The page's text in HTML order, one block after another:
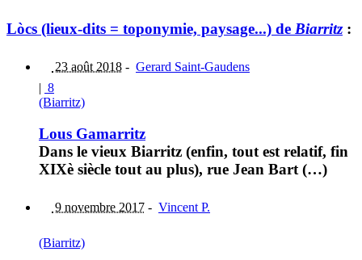
Lòcs (lieux-dits = toponymie, paysage...) de Biarritz:
23 août 2018 - Gerard Saint-Gaudens
| 8
(Biarritz)
Lous Gamarritz
Dans le vieux Biarritz (enfin, tout est relatif, fin
XIXè siècle tout au plus), rue Jean Bart (…)
9 novembre 2017 - Vincent P.
(Biarritz)